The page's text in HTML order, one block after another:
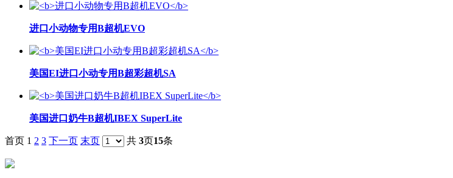
进口小动物专用B超机EVO
美国EI进口小动专用B超彩超机SA
美国进口奶牛B超机IBEX SuperLite
首页 1 2 3 下一页 末页 共 3页15条